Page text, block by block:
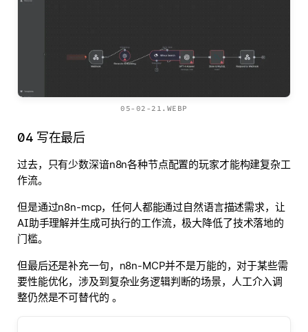
05-02-21.WEBP
04 写在最后
过去，只有少数深谙n8n各种节点配置的玩家才能构建复杂工
作流。
但是通过n8n-mcp，任何人都能通过自然语言描述需求，让
AI助手理解并生成可执行的工作流，极大降低了技术落地的
门槛。
但最后还是补充一句，n8n-MCP并不是万能的，对于某些需
要性能优化，涉及到复杂业务逻辑判断的场景，人工介入调
整仍然是不可替代的 。